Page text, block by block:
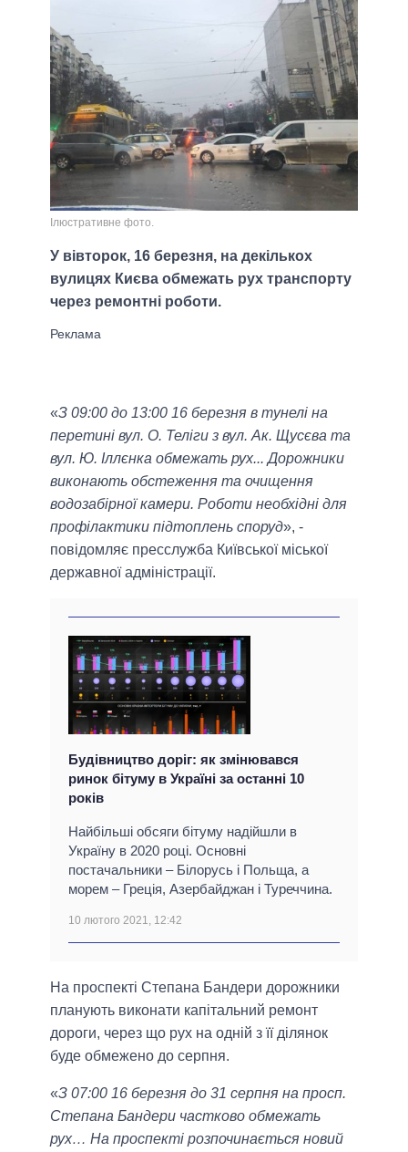
Ілюстративне фото.
У вівторок, 16 березня, на декількох
вулицях Києва обмежать рух транспорту
через ремонтні роботи.
«З 09:00 до 13:00 16 березня в тунелі на
перетині вул. О. Теліги з вул. Ак. Щусєва та
вул. Ю. Іллєнка обмежать рух... Дорожники
виконають обстеження та очищення
водозабірної камери. Роботи необхідні для
профілактики підтоплень споруд», -
повідомляє пресслужба Київської міської
державної адміністрації.
Будівництво доріг: як змінювався
ринок бітуму в Україні за останні 10
років
Найбільші обсяги бітуму надійшли в
Україну в 2020 році. Основні
постачальники – Білорусь і Польща, а
морем – Греція, Азербайджан і Туреччина.
10 лютого 2021, 12:42
На проспекті Степана Бандери дорожники
планують виконати капітальний ремонт
дороги, через що рух на одній з її ділянок
буде обмежено до серпня.
«З 07:00 16 березня до 31 серпня на просп.
Степана Бандери частково обмежать
рух… На проспекті розпочинається новий